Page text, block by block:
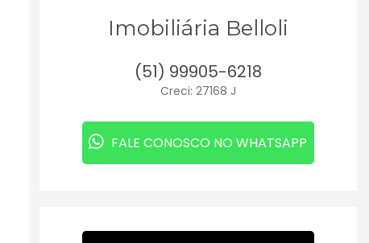
Imobiliária Belloli
(51) 99905-6218
Creci: 27168 J
FALE CONOSCO NO WHATSAPP